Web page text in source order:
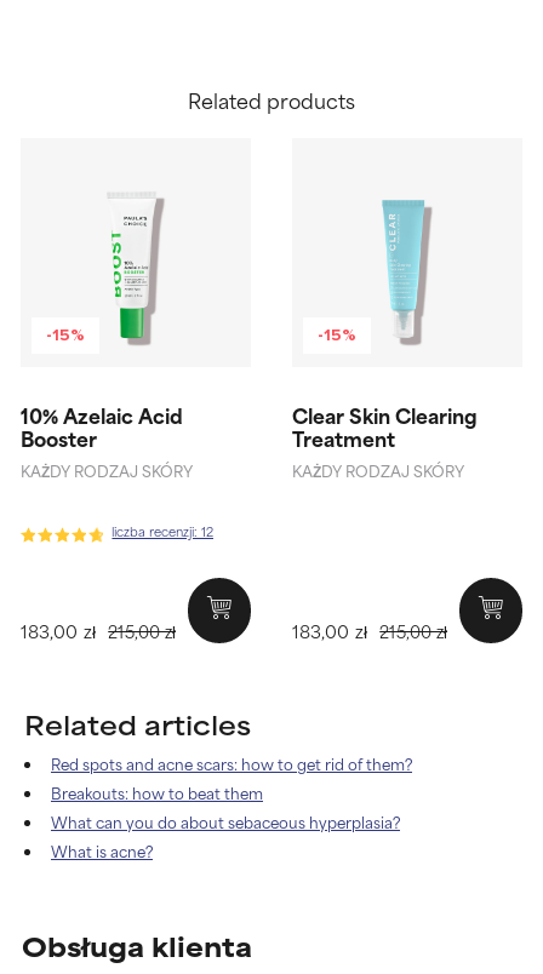
Related products
-15%
10% Azelaic Acid
Booster
KAŻDY RODZAJ SKÓRY
liczba recenzji: 12
215,00 zł
183,00 zł
-15%
Clear Skin Clearing
Treatment
KAŻDY RODZAJ SKÓRY
215,00 zł
183,00 zł
Related articles
Red spots and acne scars: how to get rid of them?
Breakouts: how to beat them
What can you do about sebaceous hyperplasia?
What is acne?
Obsługa klienta